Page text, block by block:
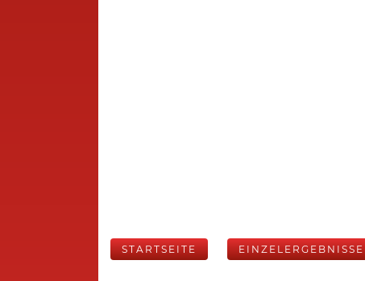
STARTSEITE EINZELERGEBNISSE